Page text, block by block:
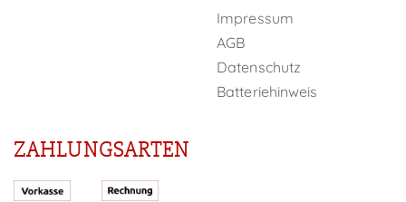
Impressum
AGB
Datenschutz
Batteriehinweis
ZAHLUNGSARTEN